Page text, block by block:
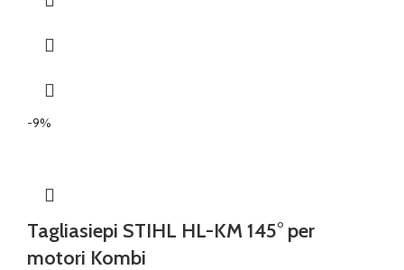
-9%
Tagliasiepi STIHL HL-KM 145° per
motori Kombi